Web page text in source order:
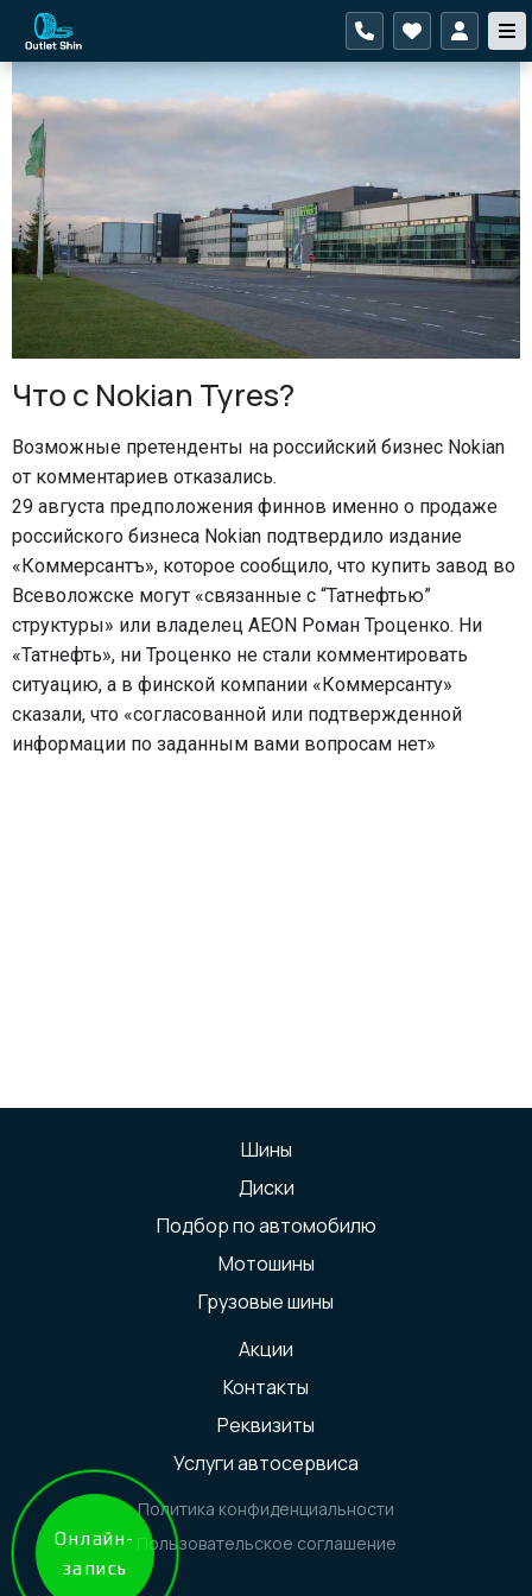
Что с Nokian Tyres?
Возможные претенденты на российский бизнес Nokian
от комментариев отказались.
29 августа предположения финнов именно о продаже
российского бизнеса Nokian подтвердило издание
«Коммерсантъ», которое сообщило, что купить завод во
Всеволожске могут «связанные с “Татнефтью”
структуры» или владелец AEON Роман Троценко. Ни
«Татнефть», ни Троценко не стали комментировать
ситуацию, а в финской компании «Коммерсанту»
сказали, что «согласованной или подтвержденной
информации по заданным вами вопросам нет»
Шины
Диски
Подбор по автомобилю
Мотошины
Грузовые шины
Акции
Контакты
Реквизиты
Услуги автосервиса
Политика конфиденциальности
Пользовательское соглашение
Онлайн-
запись